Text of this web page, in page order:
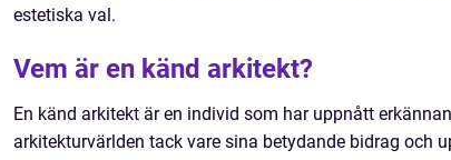
estetiska val.
Vem är en känd arkitekt?
En känd arkitekt är en individ som har uppnått
arkitekturvärlden tack vare sina betydande bidrag och